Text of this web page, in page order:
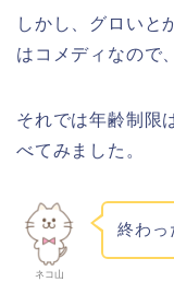
しかし、グロいと
はコメディなので
それでは年齢制限
べてみました。
ネコ山
終わっ